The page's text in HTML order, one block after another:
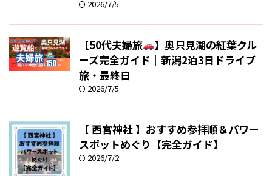
2026/7/5
【50代夫婦旅
】奥只見湖の紅葉クル
ーズ完全ガイド｜新潟2泊3日ドライブ
旅・最終日
2026/7/5
【 西宮神社 】おすすめ参拝順＆パワー
スポットめぐり【完全ガイド】
2026/7/2